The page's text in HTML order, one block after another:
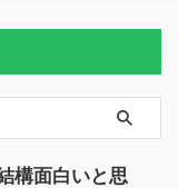
構面白いと思